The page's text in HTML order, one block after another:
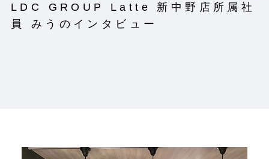
LDC GROUP Latte 新中野店所属社
員 みうのインタビュー